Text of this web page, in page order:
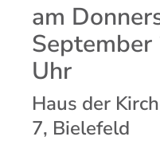
am
Uhr
Haus der
7, Bielefeld